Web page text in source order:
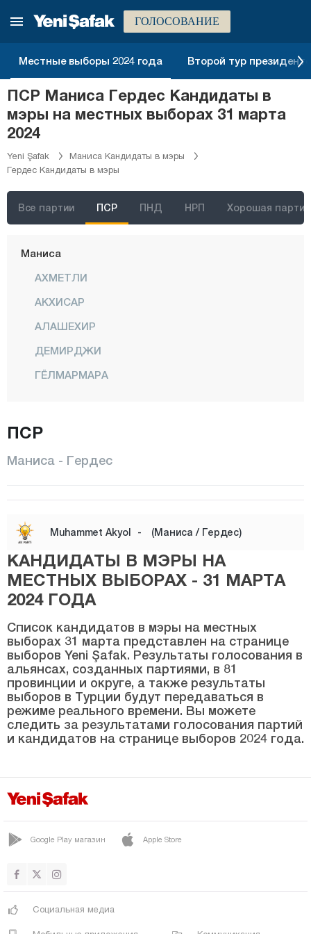
ГОЛОСОВАНИЕ
Местные выборы 2024 года Второй тур
ПСР Маниса Гердес Кандидаты в
мэры на местных выборах 31 марта
2024
Yeni Şafak
Маниса Кандидаты в мэры
Гердес Кандидаты в мэры
Все партии ПСР ПНД НРП Хорошая партия
Кайсери
Кырыккале
Кыркларэли
Кыршехир
Коджаэли
Конья
Малатья
Маниса
АХМЕТЛИ
АКХИСАР
АЛАШЕХИР
ДЕМИРДЖИ
ГЁЛМАРМАРА
КИРКАХАЧ
КЁПРЮБАШИ
САЛИХЛИ
САРЫГОЛ
ШЕХЗАДЕЛЕР
СЕЛЕНДИ
СОМА
ТУРГУТЛУ
ЮНУСЭМРЕ
Мардин
Мерсин
Мугла
Невшехир
Нигде
Орду
Османие
Ризе
Сакарья
ПСР
Маниса - Гердес
Muhammet Akyol - (Маниса / Гердес)
КАНДИДАТЫ В МЭРЫ НА
МЕСТНЫХ ВЫБОРАХ - 31 МАРТА
2024 ГОДА
Список кандидатов в мэры на местных
выборах 31 марта представлен на странице
выборов Yeni Şafak. Результаты голосования в
альянсах, созданных партиями, в 81
провинции и округе, а также результаты
выборов в Турции будут передаваться в
режиме реального времени. Вы можете
следить за результатами голосования партий
и кандидатов на странице выборов 2024 года.
Google Play магазин Apple Store
Социальная медиа